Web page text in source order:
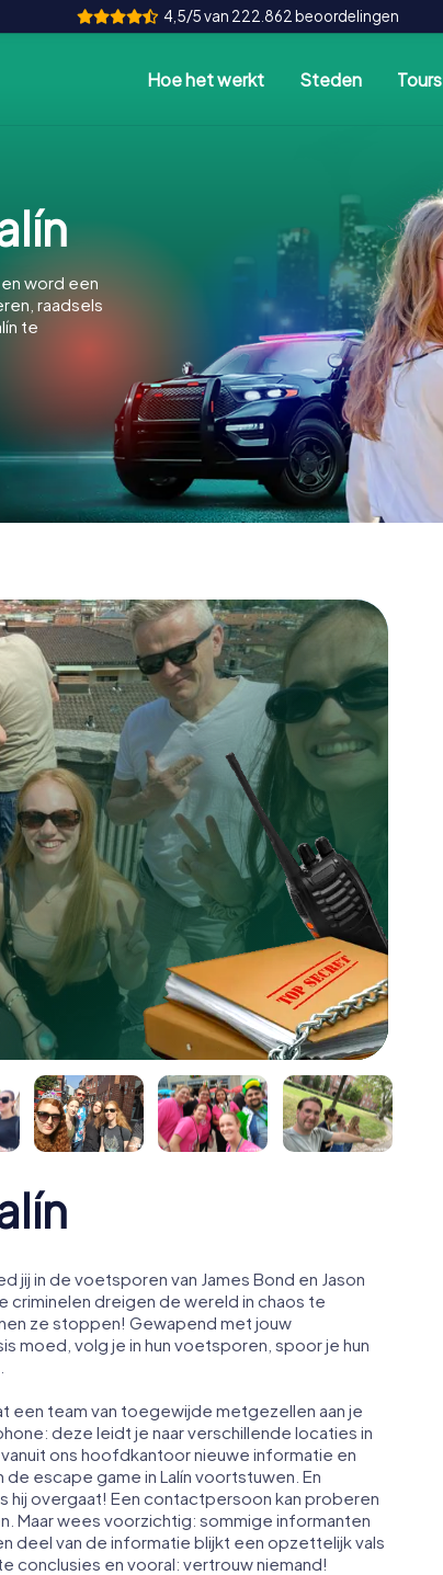
4,5/5 van 222.862 beoordelingen
Hoe het werkt Steden Tours
word een
raadsels
te
jij in de voetsporen van James Bond en Jason
criminelen dreigen de wereld in chaos te
ze stoppen! Gewapend met jouw
moed, volg je in hun voetsporen, spoor je hun
een team van toegewijde metgezellen aan je
deze leidt je naar verschillende locaties in
ons hoofdkantoor nieuwe informatie en
escape game in Lalín voortstuwen. En
overgaat! Een contactpersoon kan proberen
Maar wees voorzichtig: sommige informanten
deel van de informatie blijkt een opzettelijk vals
conclusies en vooral: vertrouw niemand!